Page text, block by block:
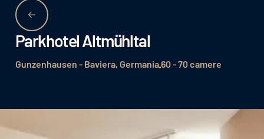
Parkhotel Altmühltal
Gunzenhausen - Baviera, Germania60 - 70 camere